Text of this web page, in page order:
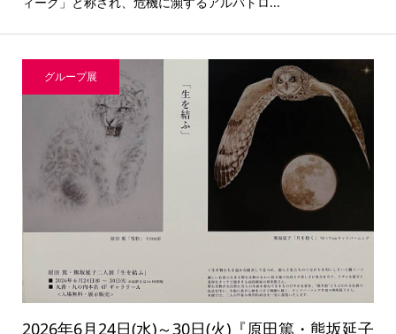
グループ展
2026年6月24日(水)～30日(火)『原田篤・熊坂延子